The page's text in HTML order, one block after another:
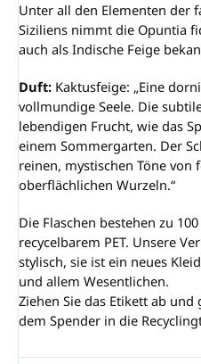
Unter all den Elementen der
Siziliens nimmt die Opuntia
auch als Indische Feige
Duft: Kaktusfeige: „Eine
vollmundige Seele. Die
lebendigen Frucht, wie das
einem Sommergarten. Der
reinen, mystischen Töne von
oberflächlichen Wurzeln.“
Die Flaschen bestehen zu
recycelbarem PET. Unsere
stylisch, sie ist ein neues
und allem Wesentlichen.
Ziehen Sie das Etikett ab
dem Spender in die